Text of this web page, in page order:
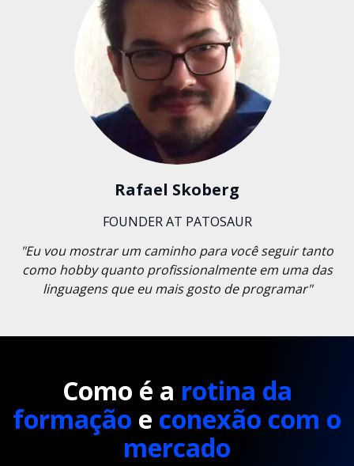
Rafael Skoberg
FOUNDER AT PATOSAUR
"Eu vou mostrar um caminho para você seguir tanto
como hobby quanto profissionalmente em uma das
linguagens que eu mais gosto de programar"
Como é a rotina da
formação e conexão com o
mercado